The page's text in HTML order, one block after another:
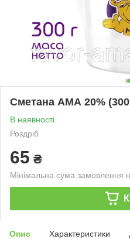
Сметана АМА 20% (300
В наявності
Роздріб
65 ₴
Мінімальна сума замовлення
Опис Характеристики